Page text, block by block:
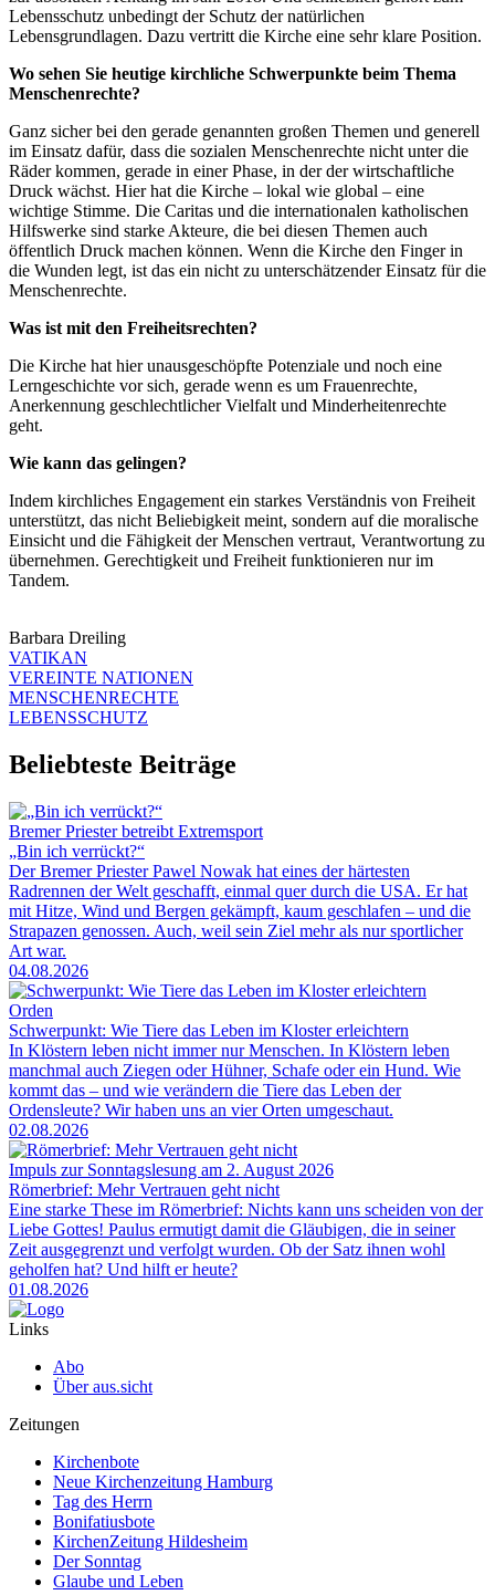
Lebensschutz unbedingt der Schutz der natürlichen
Lebensgrundlagen. Dazu vertritt die Kirche eine sehr klare Position.
Wo sehen Sie heutige kirchliche Schwerpunkte beim Thema
Menschenrechte?
Ganz sicher bei den gerade genannten großen Themen und generell
im Einsatz dafür, dass die sozialen Menschenrechte nicht unter die
Räder kommen, gerade in einer Phase, in der der wirtschaftliche
Druck wächst. Hier hat die Kirche – lokal wie global – eine
wichtige Stimme. Die Caritas und die internationalen katholischen
Hilfswerke sind starke Akteure, die bei diesen Themen auch
öffentlich Druck machen können. Wenn die Kirche den Finger in
die Wunden legt, ist das ein nicht zu unterschätzender Einsatz für die
Menschenrechte.
Was ist mit den Freiheitsrechten?
Die Kirche hat hier unausgeschöpfte Potenziale und noch eine
Lerngeschichte vor sich, gerade wenn es um Frauenrechte,
Anerkennung geschlechtlicher Vielfalt und Minderheitenrechte
geht.
Wie kann das gelingen?
Indem kirchliches Engagement ein starkes Verständnis von Freiheit
unterstützt, das nicht Beliebigkeit meint, sondern auf die moralische
Einsicht und die Fähigkeit der Menschen vertraut, Verantwortung zu
übernehmen. Gerechtigkeit und Freiheit funktionieren nur im
Tandem.
Barbara Dreiling
VATIKAN
VEREINTE NATIONEN
MENSCHENRECHTE
LEBENSSCHUTZ
Beliebteste Beiträge
Bremer Priester betreibt Extremsport
„Bin ich verrückt?“
Der Bremer Priester Pawel Nowak hat eines der härtesten
Radrennen der Welt geschafft, einmal quer durch die USA. Er hat
mit Hitze, Wind und Bergen gekämpft, kaum geschlafen – und die
Strapazen genossen. Auch, weil sein Ziel mehr als nur sportlicher
Art war.
04.08.2026
Orden
Schwerpunkt: Wie Tiere das Leben im Kloster erleichtern
In Klöstern leben nicht immer nur Menschen. In Klöstern leben
manchmal auch Ziegen oder Hühner, Schafe oder ein Hund. Wie
kommt das – und wie verändern die Tiere das Leben der
Ordensleute? Wir haben uns an vier Orten umgeschaut.
02.08.2026
Impuls zur Sonntagslesung am 2. August 2026
Römerbrief: Mehr Vertrauen geht nicht
Eine starke These im Römerbrief: Nichts kann uns scheiden von der
Liebe Gottes! Paulus ermutigt damit die Gläubigen, die in seiner
Zeit ausgegrenzt und verfolgt wurden. Ob der Satz ihnen wohl
geholfen hat? Und hilft er heute?
01.08.2026
Links
Abo
Über aus.sicht
Zeitungen
Kirchenbote
Neue Kirchenzeitung Hamburg
Tag des Herrn
Bonifatiusbote
KirchenZeitung Hildesheim
Der Sonntag
Glaube und Leben